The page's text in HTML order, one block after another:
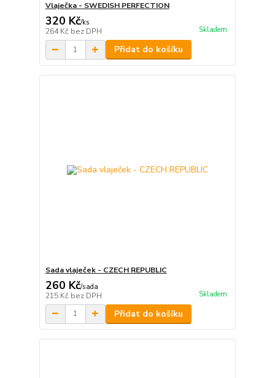
Vlaječka - SWEDISH PERFECTION
320 Kč/ks
264 Kč bez DPH Skladem
Přidat do košíku
Sada vlaječek - CZECH REPUBLIC
260 Kč/sada
215 Kč bez DPH Skladem
Přidat do košíku